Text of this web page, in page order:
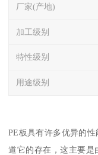
厂家(产地)
加工级别
特性级别
用途级别
PE板具有许多优异的
道它的存在，这主要是